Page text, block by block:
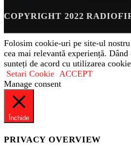
COPYRIGHT 2022
Folosim cookie-uri pe site-ul
cea mai relevantă experiență.
sunteți de acord cu utilizarea
Setari Cookie ACCEPT
Manage consent
Închide
PRIVACY OVERVIEW